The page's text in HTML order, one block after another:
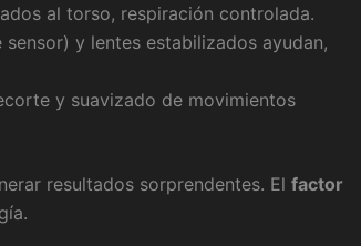
al torso, respiración controlada.
sensor) y lentes estabilizados ayudan,
y suavizado de movimientos
resultados sorprendentes. El factor